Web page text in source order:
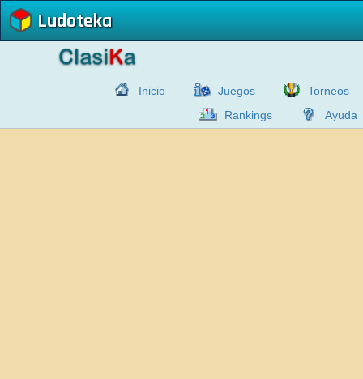
Ludoteka
Inicio Juegos
Torneos
Rankings
Ayuda